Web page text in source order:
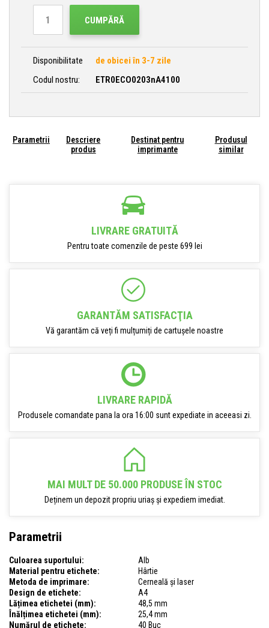
CUMPĂRĂ
Disponibilitate
de obicei în 3-7 zile
Codul nostru:
ETR0ECO0203nA4100
Parametrii
Descriere
produs
Destinat pentru
imprimante
Produsul
similar
LIVRARE GRATUITĂ
Pentru toate comenzile de peste 699 lei
GARANTĂM SATISFACŢIA
Vă garantăm că veți fi mulțumiți de cartușele noastre
LIVRARE RAPIDĂ
Produsele comandate pana la ora 16:00 sunt expediate in aceeasi zi.
MAI MULT DE 50.000 PRODUSE ÎN STOC
Deținem un depozit propriu uriaș și expediem imediat.
Parametrii
Culoarea suportului:
Alb
Material pentru etichete:
Hârtie
Metoda de imprimare:
Cerneală și laser
Design de etichete:
A4
Lățimea etichetei (mm):
48,5 mm
Înălțimea etichetei (mm):
25,4 mm
Numărul de etichete:
40 Buc